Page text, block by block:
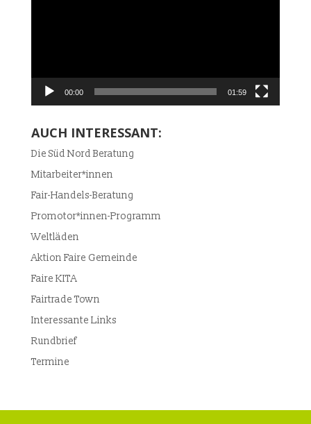
00:00 01:59
AUCH INTERESSANT:
Die Süd Nord Beratung
Mitarbeiter*innen
Fair-Handels-Beratung
Promotor*innen-Programm
Weltläden
Aktion Faire Gemeinde
Faire KITA
Fairtrade Town
Interessante Links
Rundbrief
Termine